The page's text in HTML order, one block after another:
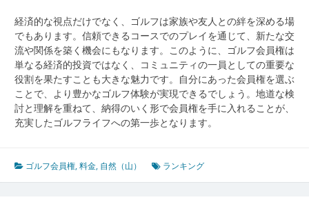
経済的な視点だけでなく、ゴルフは家族や友人との絆を深める場
でもあります。信頼できるコースでのプレイを通じて、新たな交
流や関係を築く機会にもなります。このように、ゴルフ会員権は
単なる経済的投資ではなく、コミュニティの一員としての重要な
役割を果たすことも大きな魅力です。自分にあった会員権を選ぶ
ことで、より豊かなゴルフ体験が実現できるでしょう。地道な検
討と理解を重ねて、納得のいく形で会員権を手に入れることが、
充実したゴルフライフへの第一歩となります。
ゴルフ会員権,料金, 自然（山） ランキング